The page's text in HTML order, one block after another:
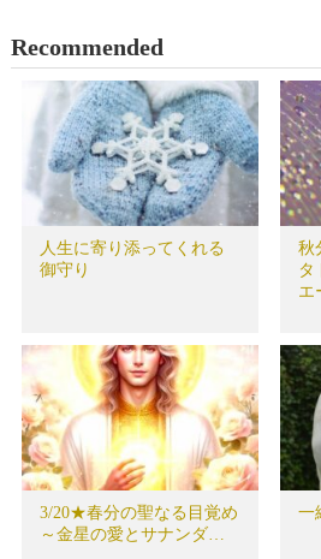
Recommended
人生に寄り添ってくれる
御守り
秋
タ
エ
3/20★春分の聖なる目覚め
～金星の愛とサナンダ…
一